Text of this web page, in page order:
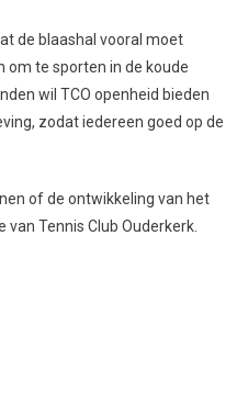
de blaashal vooral moet
om te sporten in de koude
wil TCO openheid bieden
zodat iedereen goed op de
of de ontwikkeling van het
Tennis Club Ouderkerk.